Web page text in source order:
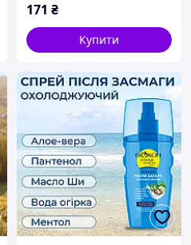
171 ₴
Купити